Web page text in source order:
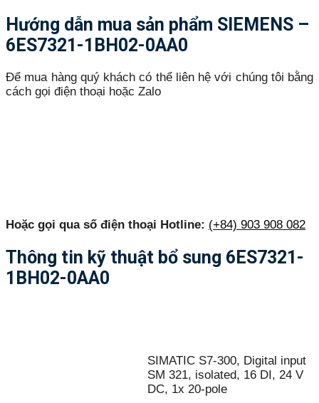
Hướng dẫn mua sản phẩm SIEMENS –
6ES7321-1BH02-0AA0
Để mua hàng quý khách có thể liên hệ với chúng tôi bằng
cách gọi điện thoại hoặc Zalo
Hoặc gọi qua số điện thoại Hotline: (+84) 903 908 082
Thông tin kỹ thuật bổ sung 6ES7321-
1BH02-0AA0
SIMATIC S7-300, Digital input
SM 321, isolated, 16 DI, 24 V
DC, 1x 20-pole